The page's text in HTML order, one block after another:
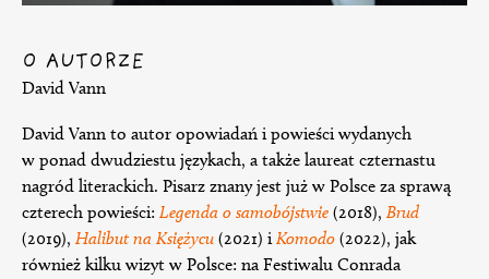
O AUTORZE
David Vann
David Vann to autor opowiadań i powieści wydanych
w ponad dwudziestu językach, a także laureat czternastu
nagród literackich. Pisarz znany jest już w Polsce za sprawą
czterech powieści: Legenda o samobójstwie (2018), Brud
(2019), Halibut na Księżycu (2021) iKomodo (2022), jak
również kilku wizyt w Polsce: na Festiwalu Conrada